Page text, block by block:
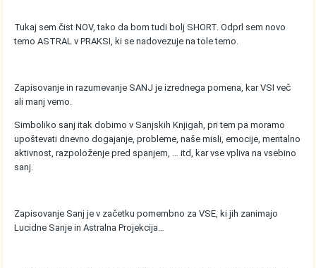
Tukaj sem čist NOV, tako da bom tudi bolj SHORT. Odprl sem novo
temo ASTRAL v PRAKSI, ki se nadovezuje na tole temo.
Zapisovanje in razumevanje SANJ je izrednega pomena, kar VSI več
ali manj vemo.
Simboliko sanj itak dobimo v Sanjskih Knjigah, pri tem pa moramo
upoštevati dnevno dogajanje, probleme, naše misli, emocije, mentalno
aktivnost, razpoloženje pred spanjem, … itd, kar vse vpliva na vsebino
sanj.
Zapisovanje Sanj je v začetku pomembno za VSE, ki jih zanimajo
Lucidne Sanje in Astralna Projekcija…